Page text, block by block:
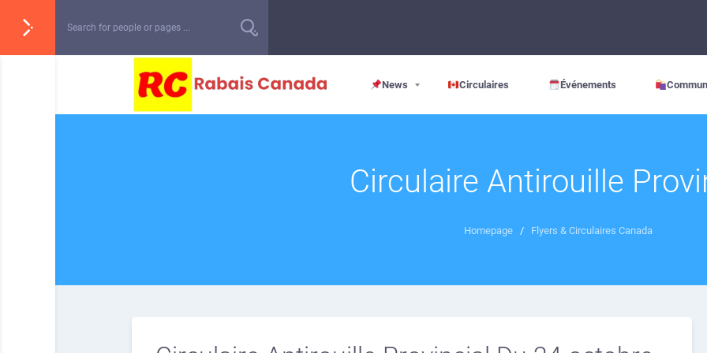
News Circulaires Événements
Circulaire Antirouille
Homepage / Flyers & Circulaires Canada